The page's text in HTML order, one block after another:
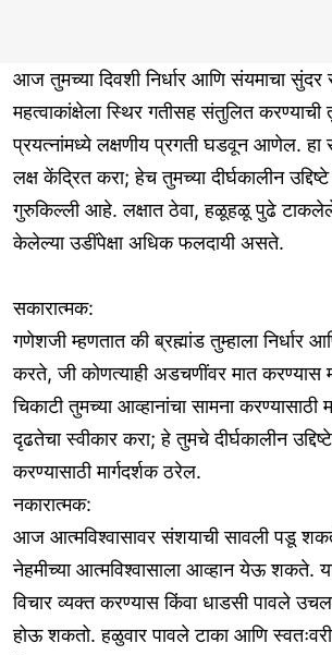
आज तुमच्या दिवशी निर्धार आणि संयमाचा सुंदर
महत्वाकांक्षेला स्थिर गतीसह संतुलित करण्याची
प्रयत्नांमध्ये लक्षणीय प्रगती घडवून आणेल. हा
लक्ष केंद्रित करा; हेच तुमच्या दीर्घकालीन
गुरुकिल्ली आहे. लक्षात ठेवा, हळूहळू पुढे
केलेल्या उडींपेक्षा अधिक फलदायी असते.
सकारात्मक:
गणेशजी म्हणतात की ब्रह्मांड तुम्हाला निर्धार
करते, जी कोणत्याही अडचणींवर मात करण्यास
चिकाटी तुमच्या आव्हानांचा सामना करण्यासाठी
दृढतेचा स्वीकार करा; हे तुमचे दीर्घकालीन
करण्यासाठी मार्गदर्शक ठरेल.
नकारात्मक:
आज आत्मविश्वासावर संशयाची सावली पडू
नेहमीच्या आत्मविश्वासाला आव्हान येऊ शकते.
विचार व्यक्त करण्यास किंवा धाडसी पावले
होऊ शकतो. हळुवार पावले टाका आणि